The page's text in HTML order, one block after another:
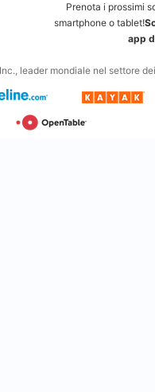
Prenota i prossimi
smartphone o tablet!
app
leader mondiale nel settore